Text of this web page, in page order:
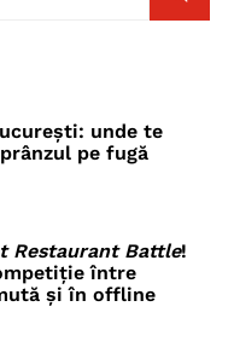
unde te
pe fugă
Restaurant Battle!
între
și în offline